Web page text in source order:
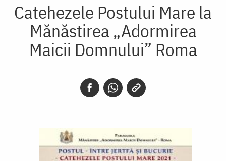
Catehezele Postului Mare la
Mănăstirea „Adormirea
Maicii Domnului” Roma